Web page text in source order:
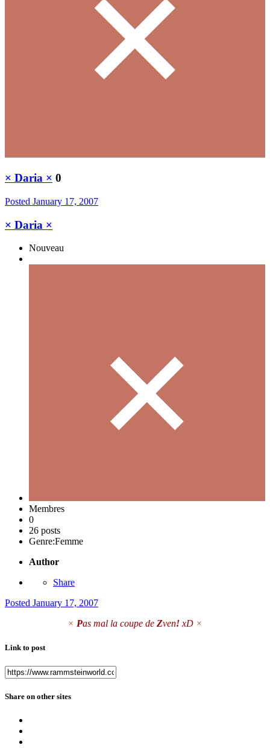
× Daria × 0
Posted January 17, 2007
× Daria ×
Nouveau
Membres
0
26 posts
Genre:Femme
Author
Share
Posted January 17, 2007
× Pas mal la coupe de Zven! xD ×
Link to post
Share on other sites